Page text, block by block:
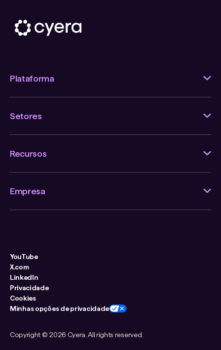
Plataforma
Setores
Recursos
Empresa
Copyright © 2026 Cyera. All rights reserved.
YouTube
X.com
LinkedIn
Privacidade
Cookies
Minhas opções de privacidade